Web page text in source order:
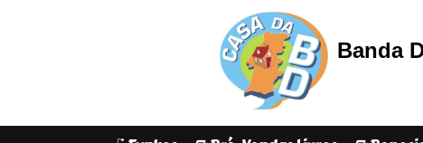
conteúdo
Banda